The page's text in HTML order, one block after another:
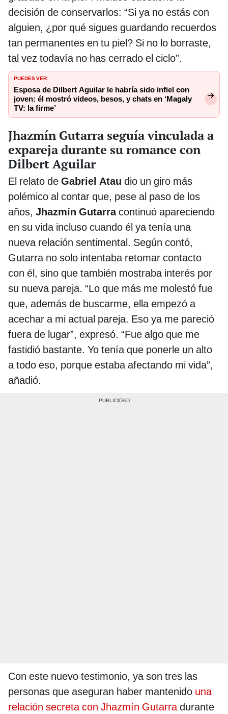
decisión de conservarlos: “Si ya no estás con
alguien, ¿por qué sigues guardando recuerdos
tan permanentes en tu piel? Si no lo borraste,
tal vez todavía no has cerrado el ciclo”.
PUEDES VER:
Esposa de Dilbert Aguilar le habría sido infiel con
joven: él mostró videos, besos, y chats en ‘Magaly
TV: la firme’
Jhazmín Gutarra seguía vinculada a
expareja durante su romance con
Dilbert Aguilar
El relato de Gabriel Atau dio un giro más
polémico al contar que, pese al paso de los
años, Jhazmín Gutarracontinuó apareciendo
en su vida incluso cuando él ya tenía una
nueva relación sentimental. Según contó,
Gutarra no solo intentaba retomar contacto
con él, sino que también mostraba interés por
su nueva pareja. “Lo que más me molestó fue
que, además de buscarme, ella empezó a
acechar a mi actual pareja. Eso ya me pareció
fuera de lugar”, expresó. “Fue algo que me
fastidió bastante. Yo tenía que ponerle un alto
a todo eso, porque estaba afectando mi vida”,
añadió.
Con este nuevo testimonio, ya son tres las
personas que aseguran haber mantenido una
relación secreta con Jhazmín Gutarradurante